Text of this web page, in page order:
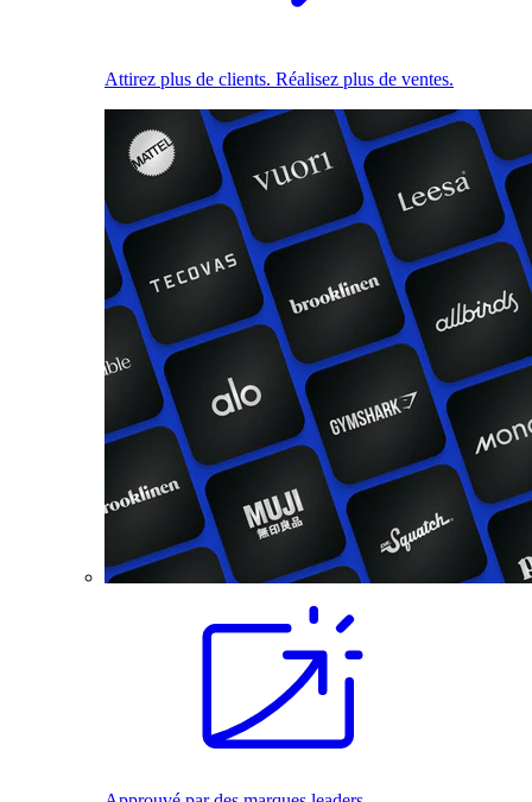
Attirez plus de clients. Réalisez plus de ventes.